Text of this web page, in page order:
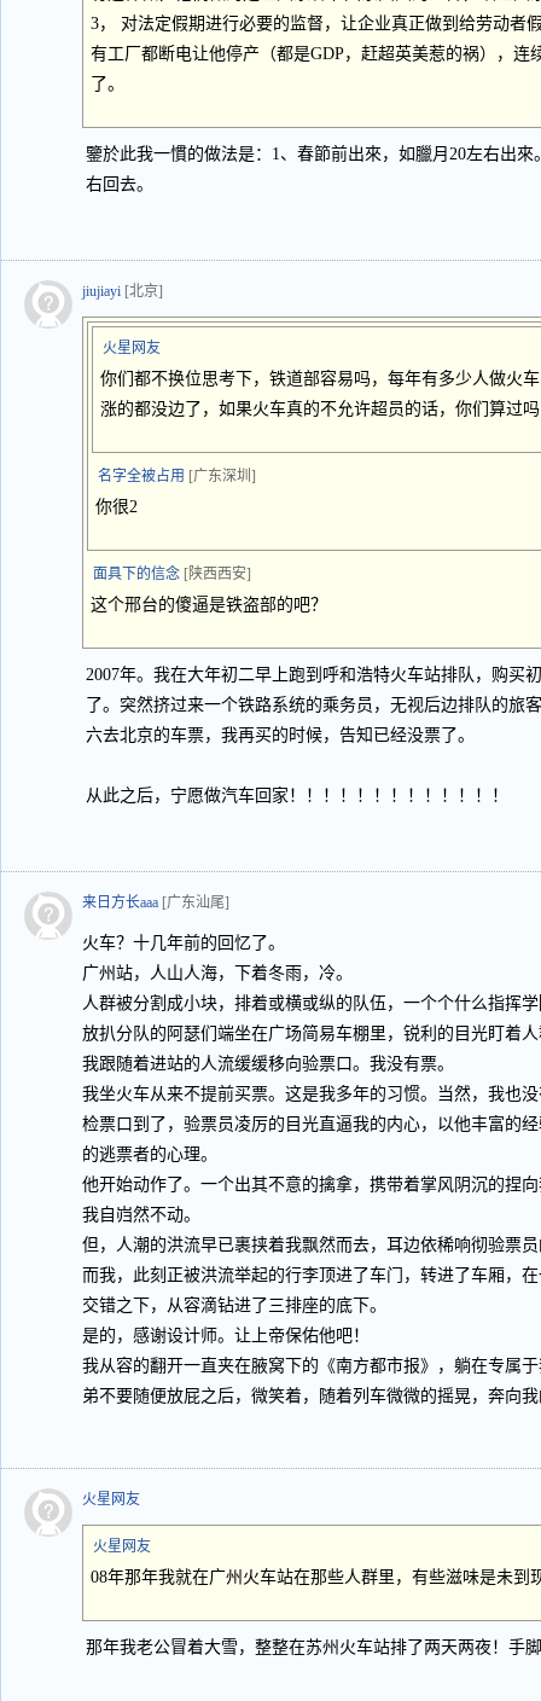
3， 对法定假期进行必要的监督，让企业真正做到给劳动者
有工厂都断电让他停产（都是GDP，赶超英美惹的祸），连
了。
鑒於此我一慣的做法是：1、春節前出來，如臘月20左右出
右回去。
jiujiayi [北京]
火星网友
你们都不换位思考下，铁道部容易吗，每年有多少人做火
涨的都没边了，如果火车真的不允许超员的话，你们算过
名字全被占用 [广东深圳]
你很2
面具下的信念 [陕西西安]
这个邢台的傻逼是铁盗部的吧？
2007年。我在大年初二早上跑到呼和浩特火车站排队，购买
了。突然挤过来一个铁路系统的乘务员，无视后边排队的旅
六去北京的车票，我再买的时候，告知已经没票了。
从此之后，宁愿做汽车回家！！！！！！！！！！！！！
来日方长aaa [广东汕尾]
火车？十几年前的回忆了。
广州站，人山人海，下着冬雨，冷。
人群被分割成小块，排着或横或纵的队伍，一个个什么指挥
放扒分队的阿瑟们端坐在广场简易车棚里，锐利的目光盯着
我跟随着进站的人流缓缓移向验票口。我没有票。
我坐火车从来不提前买票。这是我多年的习惯。当然，我也
检票口到了，验票员凌厉的目光直逼我的内心，以他丰富的
的逃票者的心理。
他开始动作了。一个出其不意的擒拿，携带着掌风阴沉的捏
我自岿然不动。
但，人潮的洪流早已裹挟着我飘然而去，耳边依稀响彻验票
而我，此刻正被洪流举起的行李顶进了车门，转进了车厢，
交错之下，从容滴钻进了三排座的底下。
是的，感谢设计师。让上帝保佑他吧！
我从容的翻开一直夹在腋窝下的《南方都市报》，躺在专属
弟不要随便放屁之后，微笑着，随着列车微微的摇晃，奔向
火星网友
火星网友
08年那年我就在广州火车站在那些人群里，有些滋味是未到
那年我老公冒着大雪，整整在苏州火车站排了两天两夜！手